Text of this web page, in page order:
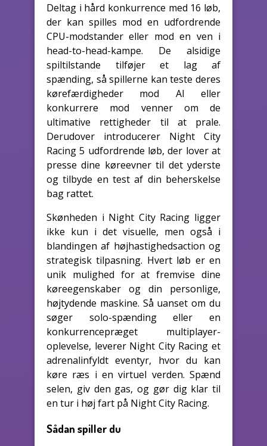
Deltag i hård konkurrence med 16 løb,
der kan spilles mod en udfordrende
CPU-modstander eller mod en ven i
head-to-head-kampe. De alsidige
spiltilstande tilføjer et lag af
spænding, så spillerne kan teste deres
kørefærdigheder mod AI eller
konkurrere mod venner om de
ultimative rettigheder til at prale.
Derudover introducerer Night City
Racing 5 udfordrende løb, der lover at
presse dine køreevner til det yderste
og tilbyde en test af din beherskelse
bag rattet.
Skønheden i Night City Racing ligger
ikke kun i det visuelle, men også i
blandingen af højhastighedsaction og
strategisk tilpasning. Hvert løb er en
unik mulighed for at fremvise dine
køreegenskaber og din personlige,
højtydende maskine. Så uanset om du
søger solo-spænding eller en
konkurrencepræget multiplayer-
oplevelse, leverer Night City Racing et
adrenalinfyldt eventyr, hvor du kan
køre ræs i en virtuel verden. Spænd
selen, giv den gas, og gør dig klar til
en tur i høj fart på Night City Racing.
Sådan spiller du